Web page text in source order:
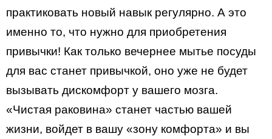
практиковать новый навык регулярно. А это
именно то, что нужно для приобретения
привычки! Как только вечернее мытье посуды
для вас станет привычкой, оно уже не будет
вызывать дискомфорт у вашего мозга.
«Чистая раковина» станет частью вашей
жизни, войдет в вашу «зону комфорта» и вы